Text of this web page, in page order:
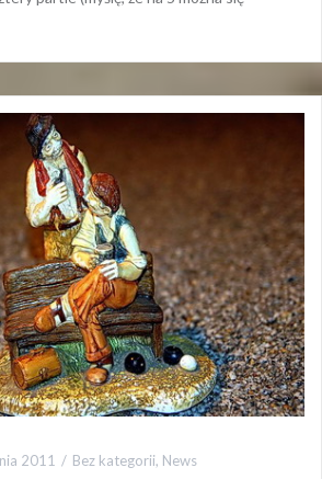
2011 Bez kategorii, News